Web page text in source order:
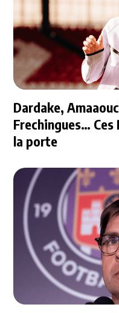
Dardake,
Frechingues…
la porte